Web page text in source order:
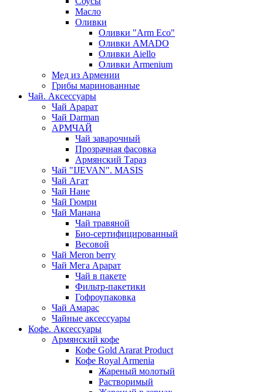
Масло
Оливки
Оливки "Arm Eco"
Оливки AMADO
Оливки Aiello
Оливки Armenium
Мед из Армении
Грибы маринованные
Чай. Аксессуары
Чай Арарат
Чай Darman
АРМЧАЙ
Чай заварочный
Прозрачная фасовка
Армянский Тараз
Чай "IJEVAN". MASIS
Чай Агат
Чай Нане
Чай Гюмри
Чай Манана
Чай травяной
Био-сертифицированный
Весовой
Чай Meron berry
Чай Мега Арарат
Чай в пакете
Фильтр-пакетики
Гофроупаковка
Чай Амарас
Чайные аксессуары
Кофе. Аксессуары
Армянский кофе
Кофе Gold Ararat Product
Кофе Royal Armenia
Жареный молотый
Растворимый